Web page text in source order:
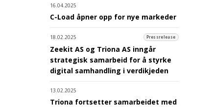
16.04.2025
C-Load åpner opp for nye markeder
18.02.2025 Pressrelease
Zeekit AS og Triona AS inngår
strategisk samarbeid for å styrke
digital samhandling i verdikjeden
13.02.2025
Triona fortsetter samarbeidet med